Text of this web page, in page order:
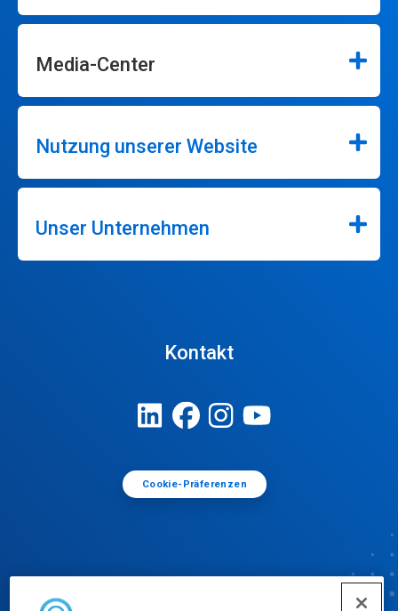
Media-Center
Nutzung unserer Website
Unser Unternehmen
Kontakt
Cookie-Präferenzen